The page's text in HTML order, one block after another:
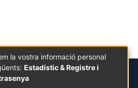
la vostra informació personal
Estadístic & Registre i